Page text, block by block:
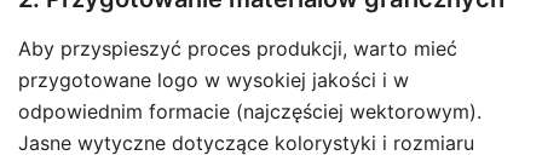
Aby przyspieszyć proces produkcji, warto mieć
przygotowane logo w wysokiej jakości i w
odpowiednim formacie (najczęściej wektorowym).
Jasne wytyczne dotyczące kolorystyki i rozmiaru